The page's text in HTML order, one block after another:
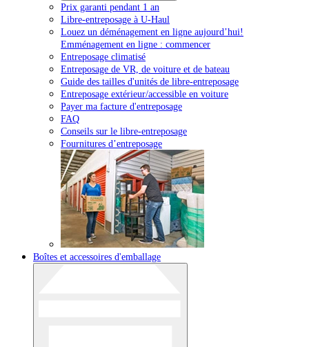
Prix garanti pendant 1 an
Libre-entreposage à U-Haul
Louez un déménagement en ligne aujourd’hui!
Emménagement en ligne : commencer
Entreposage climatisé
Entreposage de VR, de voiture et de bateau
Guide des tailles d'unités de libre-entreposage
Entreposage extérieur/accessible en voiture
Payer ma facture d'entreposage
FAQ
Conseils sur le libre-entreposage
Fournitures d’entreposage
Boîtes et accessoires d'emballage